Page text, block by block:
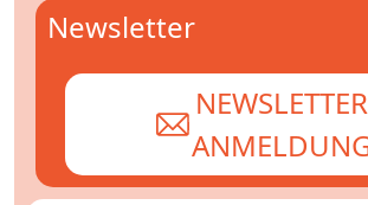
Newsletter
NEWSLETTER